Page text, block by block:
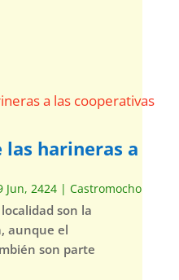
las harineras a
Jun, 2424| Castromocho
son la
aunque el
son parte